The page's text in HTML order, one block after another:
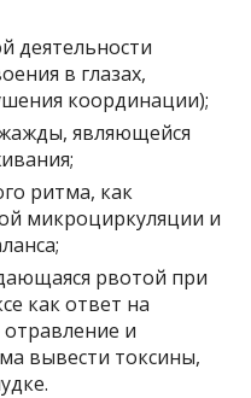
деятельности
в глазах,
координации);
являющейся
ритма, как
микроциркуляции и
рвотой при
как ответ на
и
вывести токсины,